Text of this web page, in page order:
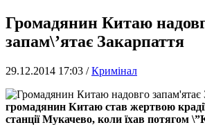
Громадянин Китаю
запам\’ятає Закарпаття
29.12.2014 17:03 /Кримінал
громадянин Китаю став жертвою
станції Мукачево, коли їхав потягом